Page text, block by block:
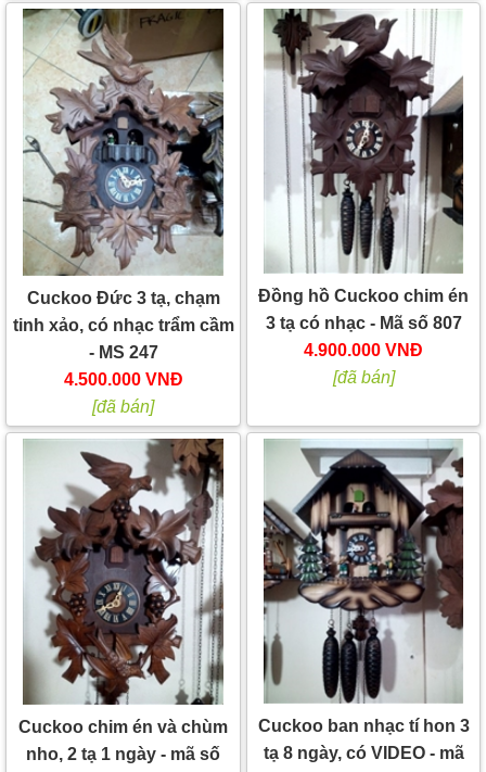
Cuckoo Đức 3 tạ, chạm
tinh xảo, có nhạc trẩm cầm
- MS 247
4.500.000 VNĐ
[đã bán]
Đồng hồ Cuckoo chim én
3 tạ có nhạc - Mã số 807
4.900.000 VNĐ
[đã bán]
Cuckoo chim én và chùm
nho, 2 tạ 1 ngày - mã số
Cuckoo ban nhạc tí hon 3
tạ 8 ngày, có VIDEO - mã